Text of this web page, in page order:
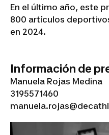
En el último año, este
800 artículos
en 2024.
Información de
Manuela Rojas Medina
3195571460